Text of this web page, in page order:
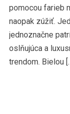
pomocou farieb
naopak zúžiť.
jednoznačne
oslňujúca a
trendom. Bielou